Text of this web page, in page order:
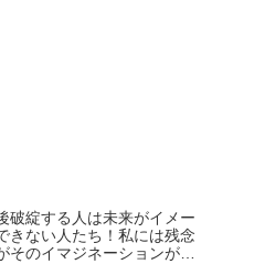
破綻する人は未来がイメー
きない人たち！私には残念
そのイマジネーションがな